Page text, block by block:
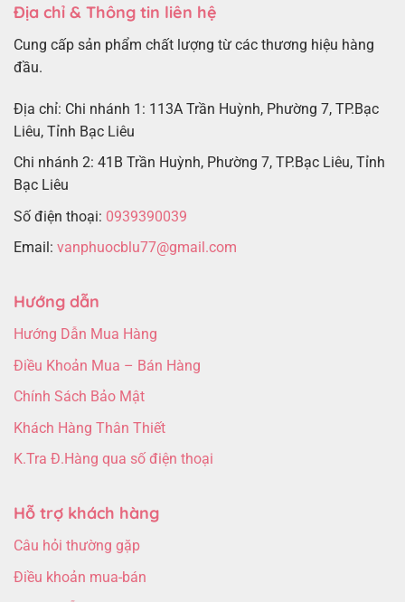
Địa chỉ & Thông tin liên hệ
Cung cấp sản phẩm chất lượng từ các thương hiệu hàng
đầu.
Địa chỉ: Chi nhánh 1: 113A Trần Huỳnh, Phường 7, TP.Bạc
Liêu, Tỉnh Bạc Liêu
Chi nhánh 2: 41B Trần Huỳnh, Phường 7, TP.Bạc Liêu, Tỉnh
Bạc Liêu
Số điện thoại: 0939390039
Email: vanphuocblu77@gmail.com
Hướng dẫn
Hướng Dẫn Mua Hàng
Điều Khoản Mua – Bán Hàng
Chính Sách Bảo Mật
Khách Hàng Thân Thiết
K.Tra Đ.Hàng qua số điện thoại
Hỗ trợ khách hàng
Câu hỏi thường gặp
Điều khoản mua-bán